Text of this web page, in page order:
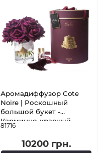
Аромадиффузор Cote
Noire | Роскошный
большой букет -
Карминно-красный -
Прозрачная ваза -
Золото - Бордовая
коробка
81716
10200 грн.